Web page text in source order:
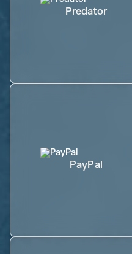
Predator
PayPal